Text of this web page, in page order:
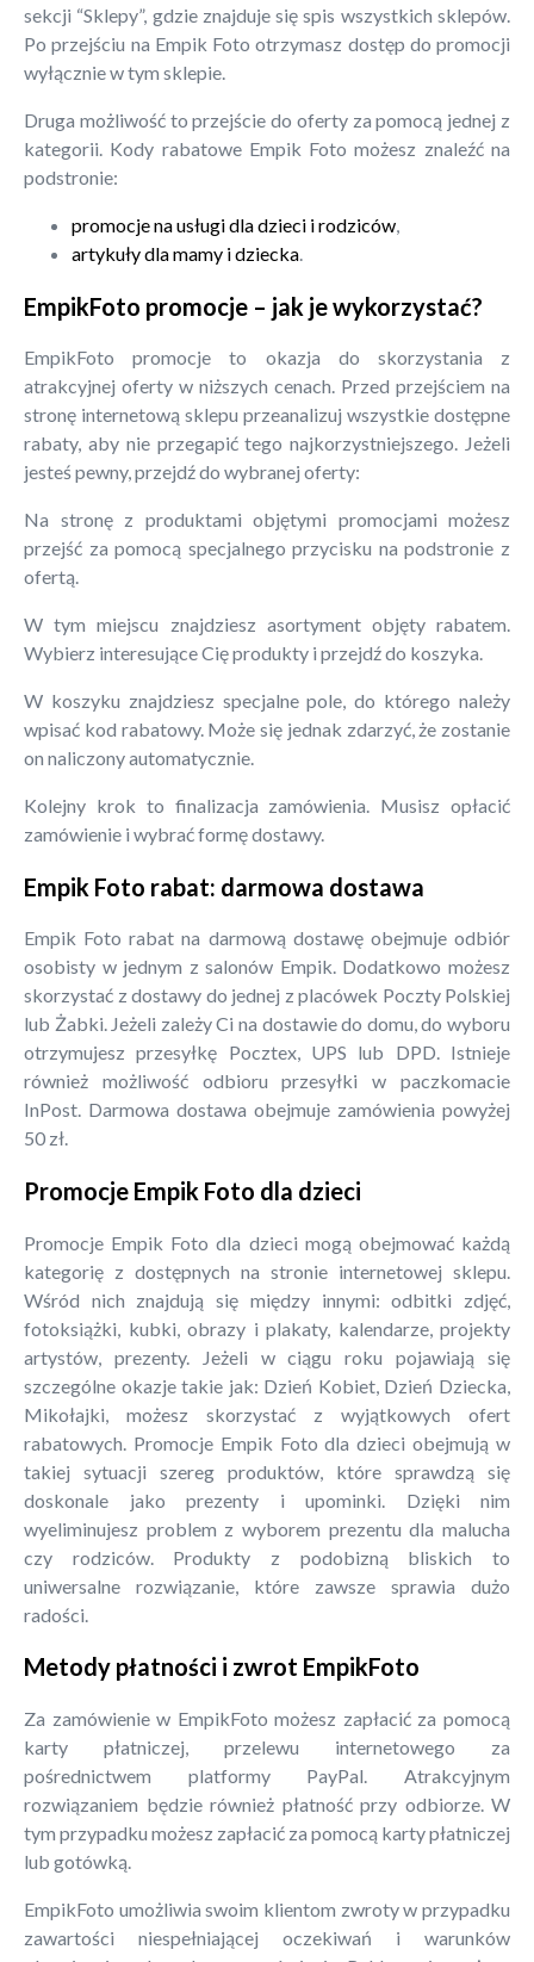
sekcji “Sklepy”, gdzie znajduje się spis wszystkich sklepów.
Po przejściu na Empik Foto otrzymasz dostęp do promocji
wyłącznie w tym sklepie.
Druga możliwość to przejście do oferty za pomocą jednej z
kategorii. Kody rabatowe Empik Foto możesz znaleźć na
podstronie:
promocje na usługi dla dzieci i rodziców,
artykuły dla mamy i dziecka.
EmpikFoto promocje – jak je wykorzystać?
EmpikFoto promocje to okazja do skorzystania z
atrakcyjnej oferty w niższych cenach. Przed przejściem na
stronę internetową sklepu przeanalizuj wszystkie dostępne
rabaty, aby nie przegapić tego najkorzystniejszego. Jeżeli
jesteś pewny, przejdź do wybranej oferty:
Na stronę z produktami objętymi promocjami możesz
przejść za pomocą specjalnego przycisku na podstronie z
ofertą.
W tym miejscu znajdziesz asortyment objęty rabatem.
Wybierz interesujące Cię produkty i przejdź do koszyka.
W koszyku znajdziesz specjalne pole, do którego należy
wpisać kod rabatowy. Może się jednak zdarzyć, że zostanie
on naliczony automatycznie.
Kolejny krok to finalizacja zamówienia. Musisz opłacić
zamówienie i wybrać formę dostawy.
Empik Foto rabat: darmowa dostawa
Empik Foto rabat na darmową dostawę obejmuje odbiór
osobisty w jednym z salonów Empik. Dodatkowo możesz
skorzystać z dostawy do jednej z placówek Poczty Polskiej
lub Żabki. Jeżeli zależy Ci na dostawie do domu, do wyboru
otrzymujesz przesyłkę Pocztex, UPS lub DPD. Istnieje
również możliwość odbioru przesyłki w paczkomacie
InPost. Darmowa dostawa obejmuje zamówienia powyżej
50 zł.
Promocje Empik Foto dla dzieci
Promocje Empik Foto dla dzieci mogą obejmować każdą
kategorię z dostępnych na stronie internetowej sklepu.
Wśród nich znajdują się między innymi: odbitki zdjęć,
fotoksiążki, kubki, obrazy i plakaty, kalendarze, projekty
artystów, prezenty. Jeżeli w ciągu roku pojawiają się
szczególne okazje takie jak: Dzień Kobiet, Dzień Dziecka,
Mikołajki, możesz skorzystać z wyjątkowych ofert
rabatowych. Promocje Empik Foto dla dzieci obejmują w
takiej sytuacji szereg produktów, które sprawdzą się
doskonale jako prezenty i upominki. Dzięki nim
wyeliminujesz problem z wyborem prezentu dla malucha
czy rodziców. Produkty z podobizną bliskich to
uniwersalne rozwiązanie, które zawsze sprawia dużo
radości.
Metody płatności i zwrot EmpikFoto
Za zamówienie w EmpikFoto możesz zapłacić za pomocą
karty płatniczej, przelewu internetowego za
pośrednictwem platformy PayPal. Atrakcyjnym
rozwiązaniem będzie również płatność przy odbiorze. W
tym przypadku możesz zapłacić za pomocą karty płatniczej
lub gotówką.
EmpikFoto umożliwia swoim klientom zwroty w przypadku
zawartości niespełniającej oczekiwań i warunków